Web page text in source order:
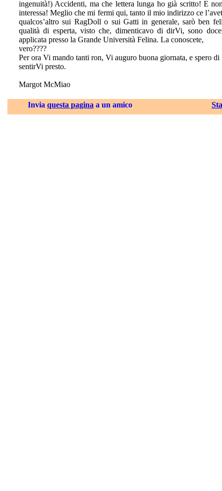
ingenuità!) Accidenti, ma che lettera lunga ho già scritto! E
interessa! Meglio che mi fermi qui, tanto il mio indirizzo ce
qualcos’altro sui RagDoll o sui Gatti in generale, sarò ben
qualità di esperta, visto che, dimenticavo di dirVi, sono
applicata presso la Grande Università Felina. La conoscete,
vero????
Per ora Vi mando tanti ron, Vi auguro buona giornata, e spero di
sentirVi presto.
Margot McMiao
Invia questa pagina a un amico